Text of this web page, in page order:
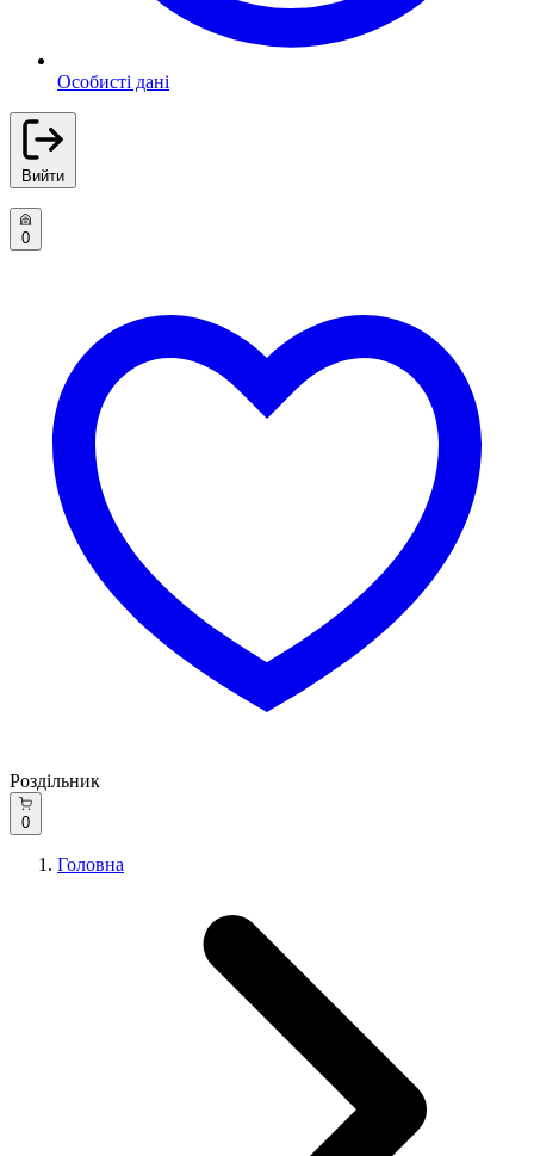
Особисті дані
Вийти
0
Роздільник
0
Головна